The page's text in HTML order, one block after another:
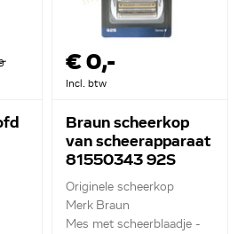
€ 0,-
Incl. btw
Braun scheerkop
van scheerapparaat
81550343 92S
Originele scheerkop
Merk Braun
Mes met scheerblaadje -